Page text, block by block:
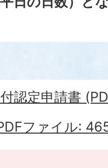
認定申請書
ファイル: